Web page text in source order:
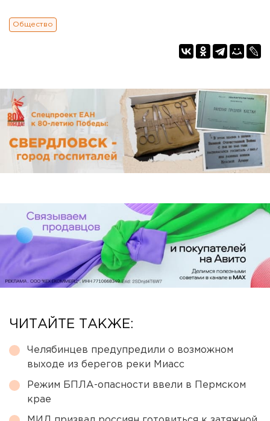
Общество
ЧИТАЙТЕ ТАКЖЕ:
Челябинцев предупредили о возможном
выходе из берегов реки Миасс
Режим БПЛА-опасности ввели в Пермском
крае